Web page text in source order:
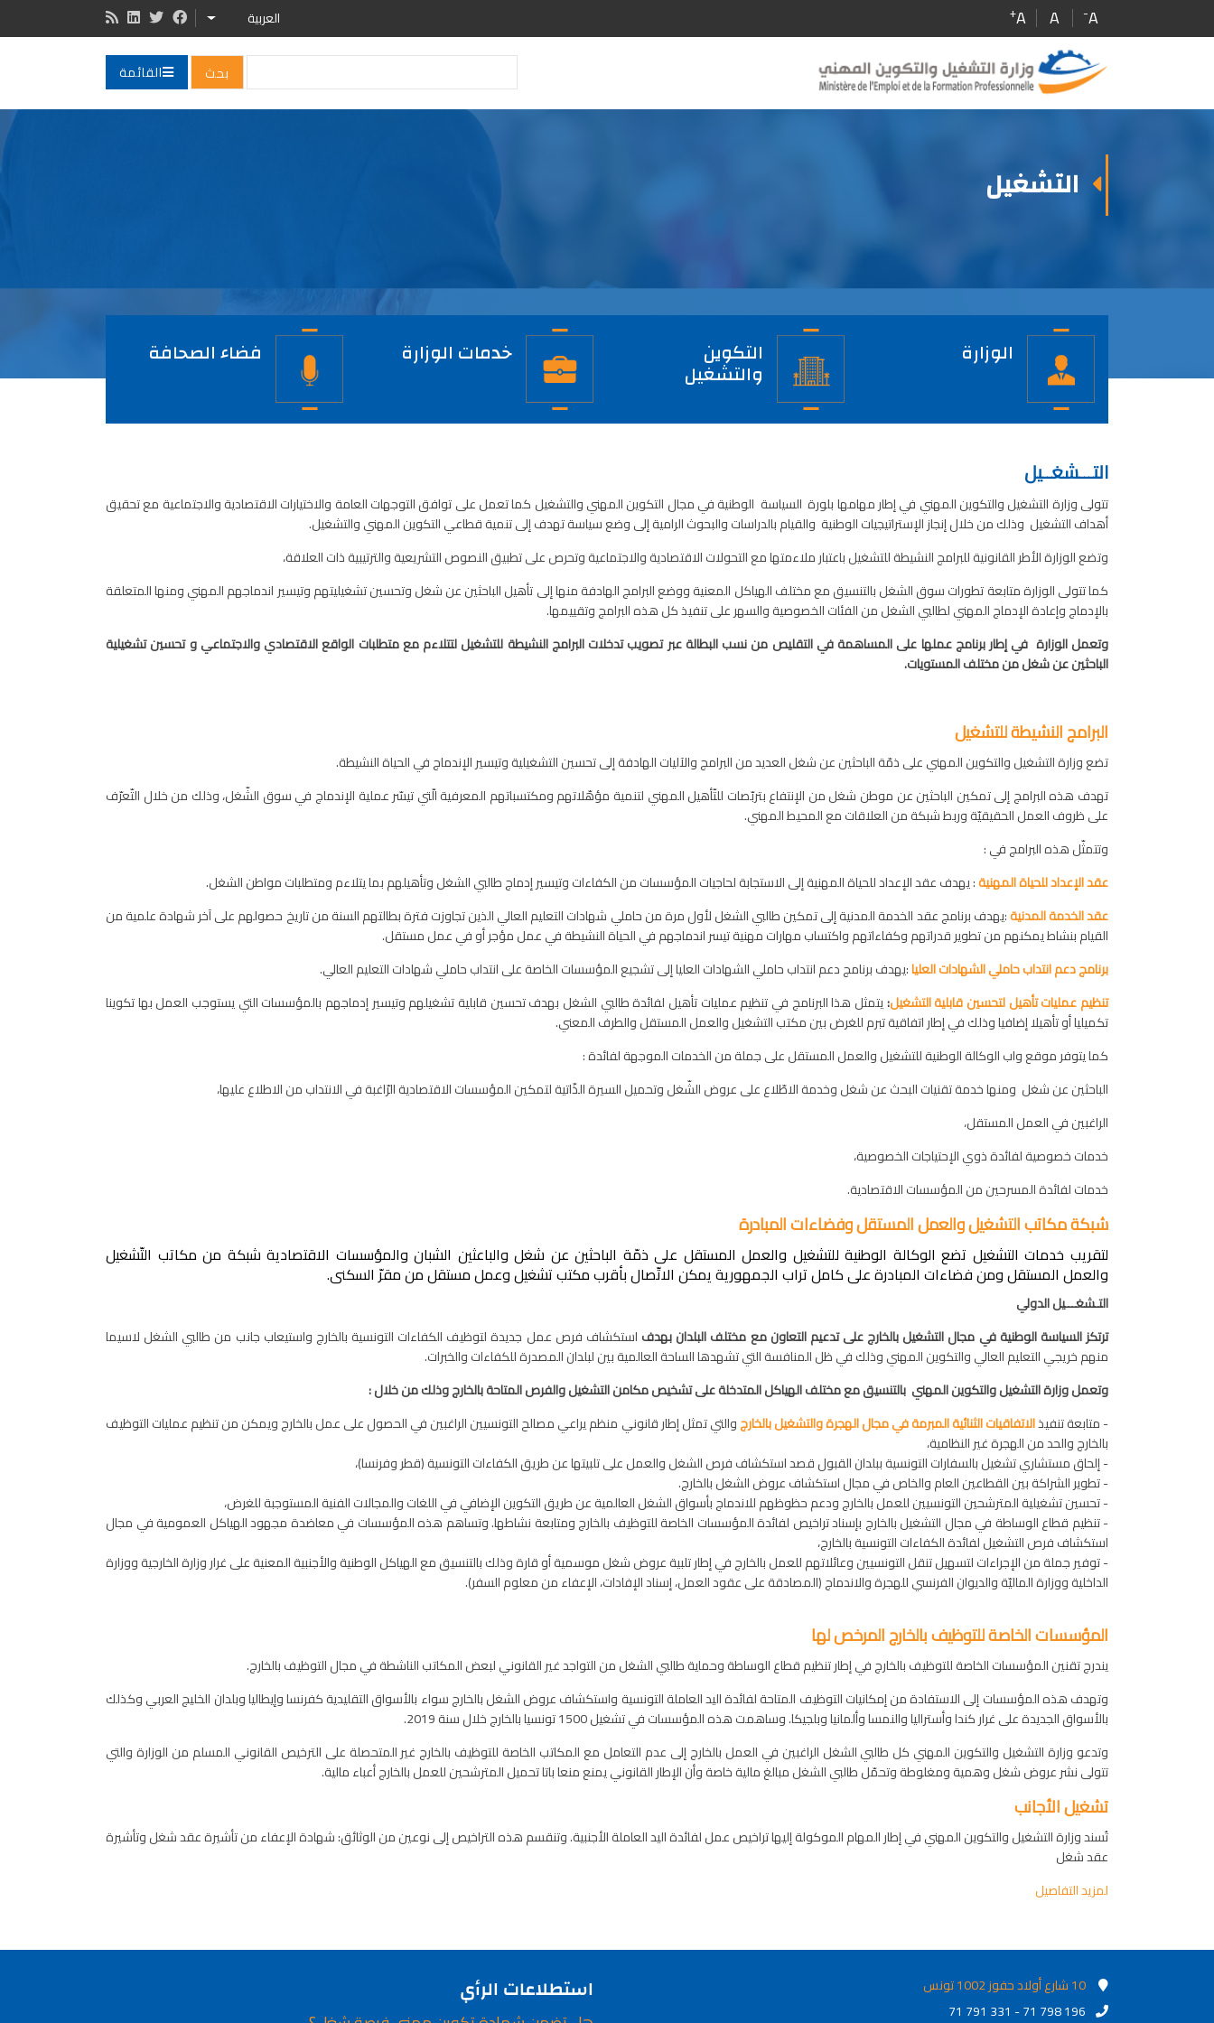
A
-
A
A
+ العربية
LIST ADDITIONAL ACTIONS
القائمة
التشغيل
الصفحة
الرئيسية الوزارة التكوين
والتشغيل
خدمات الوزارة فضاء الصحافة
التـــشغــيل
تتولى وزارة التشغيل والتكوين المهني في إطار مهامها بلورة السياسة الوطنية في مجال التكوين المهني والتشغيل كما تعمل على توافق التوجهات العامة والاختيارات الاقتصادية والاجتماعية مع تحقيق
أهداف التشغيل وذلك من خلال إنجاز الإستراتيجيات الوطنية والقيام بالدراسات والبحوث الرامية إلى وضع سياسة تهدف إلى تنمية قطاعي التكوين المهني والتشغيل.
وتضع الوزارة الأطر القانونية للبرامج النشيطة للتشغيل باعتبار ملاءمتها مع التحولات الاقتصادية والاجتماعية وتحرص على تطبيق النصوص التشريعية والترتيبية ذات العلاقة،
كما تتولى الوزارة متابعة تطورات سوق الشغل بالتنسيق مع مختلف الهياكل المعنية ووضع البرامج الهادفة منها إلى تأهيل الباحثين عن شغل وتحسين تشغيليتهم وتيسير اندماجهم المهني ومنها المتعلقة
بالإدماج وإعادة الإدماج المهني لطالبي الشغل من الفئات الخصوصية والسهر على تنفيذ كل هذه البرامج وتقييمها.
وتعمل الوزارة في إطار برنامج عملها على المساهمة في التقليص من نسب البطالة عبر تصويب تدخلات البرامج النشيطة للتشغيل لتتلاءم مع متطلبات الواقع الاقتصادي والاجتماعي و تحسين تشغيلية
الباحثين عن شغل من مختلف المستويات.
البرامج النشيطة للتشغيل
تضع وزارة التشغيل والتكوين المهني على ذمّة الباحثين عن شغل العديد من البرامج والآليات الهادفة إلى تحسين التشغيلية وتيسير الإندماج في الحياة النشيطة.
تهدف هذه البرامج إلى تمكين الباحثين عن موطن شغل من الإنتفاع بتربّصات للتّأهيل المهني لتنمية مؤهّلاتهم ومكتسباتهم المعرفية الّتي تيسّر عملية الإندماج في سوق الشّغل، وذلك من خلال التّعرّف
على ظروف العمل الحقيقيّة وربط شبكة من العلاقات مع المحيط المهني.
وتتمثّل هذه البرامج في :
عقد الإعداد للحياة المهنية:يهدف عقد الإعداد للحياة المهنية إلى الاستجابة لحاجيات المؤسسات من الكفاءات وتيسير إدماج طالبي الشغل وتأهيلهم بما يتلاءم ومتطلبات مواطن الشغل.
عقد الخدمة المدنية:يهدف برنامج عقد الخدمة المدنية إلى تمكين طالبي الشغل لأول مرة من حاملي شهادات التعليم العالي الذين تجاوزت فترة بطالتهم السنة من تاريخ حصولهم على آخر شهادة علمية من
القيام بنشاط يمكنهم من تطوير قدراتهم وكفاءاتهم واكتساب مهارات مهنية تيسر اندماجهم في الحياة النشيطة في عمل مؤجر أو في عمل مستقل.
برنامج دعم انتداب حاملي الشهادات العليا:يهدف برنامج دعم انتداب حاملي الشهادات العليا إلى تشجيع المؤسسات الخاصة على انتداب حاملي شهادات التعليم العالي.
تنظيم عمليات تأهيل لتحسين قابلية التشغيل:يتمثل هذا البرنامج في تنظيم عمليات تأهيل لفائدة طالبي الشغل بهدف تحسين قابلية تشغيلهم وتيسير إدماجهم بالمؤسسات التي يستوجب العمل بها تكوينا
تكميليا أو تأهيلا إضافيا وذلك في إطار اتفاقية تبرم للغرض بين مكتب التشغيل والعمل المستقل والطرف المعني.
كما يتوفر موقع واب الوكالة الوطنية للتشغيل والعمل المستقل على جملة من الخدمات الموجهة لفائدة :
الباحثين عن شغل ومنها خدمة تقنيات البحث عن شغل وخدمة الاطّلاع على عروض الشّغل وتحميل السيرة الذّاتية لتمكين المؤسسات الاقتصادية الرّاغبة في الانتداب من الاطلاع عليها،
الراغبين في العمل المستقل،
خدمات خصوصية لفائدة ذوي الإحتياجات الخصوصية،
خدمات لفائدة المسرحين من المؤسسات الاقتصادية.
شبكة مكاتب التشغيل والعمل المستقل وفضاءات المبادرة
لتقريب خدمات التشغيل تضع الوكالة الوطنية للتشغيل والعمل المستقل على ذمّة الباحثين عن شغل والباعثين الشبان والمؤسسات الاقتصادية شبكة من مكاتب التّشغيل
والعمل المستقل ومن فضاءات المبادرة على كامل تراب الجمهورية يمكن الاتّصال بأقرب مكتب تشغيل وعمل مستقل من مقرّ السكنى.
التـشغـــيل الدولي
ترتكز السياسة الوطنية في مجال التشغيل بالخارج على تدعيم التعاون مع مختلف البلدان بهدف استكشاف فرص عمل جديدة لتوظيف الكفاءات التونسية بالخارج واستيعاب جانب من طالبي الشغل لاسيما
منهم خريجي التعليم العالي والتكوين المهني وذلك في ظل المنافسة التي تشهدها الساحة العالمية بين لبلدان المصدرة للكفاءات والخبرات.
وتعملوزارة التشغيل والتكوين المهني بالتنسيق مع مختلف الهياكل المتدخلة على تشخيص مكامن التشغيل والفرص المتاحة بالخارج وذلك من خلال :
- متابعة تنفيذالاتفاقيات الثنائية المبرمة في مجال الهجرة والتشغيل بالخارجوالتي تمثل إطار قانوني منظم يراعي مصالح التونسيين الراغبين في الحصول على عمل بالخارج ويمكن من تنظيم عمليات التوظيف
بالخارج والحد من الهجرة غير النظامية،
- إلحاق مستشاري تشغيل بالسفارات التونسية ببلدان القبول قصد استكشاف فرص الشغل والعمل على تلبيتها عن طريق الكفاءات التونسية (قطر وفرنسا)،
- تطوير الشراكة بين القطاعين العام والخاص في مجال استكشاف عروض الشغل بالخارج.
- تحسين تشغيلية المترشحين التونسيين للعمل بالخارج ودعم حظوظهم للاندماج بأسواق الشغل العالمية عن طريق التكوين الإضافي في اللغات والمجالات الفنية المستوجبة للغرض،
- تنظيم قطاع الوساطة في مجال التشغيل بالخارج بإسناد تراخيص لفائدة المؤسسات الخاصة للتوظيف بالخارج ومتابعة نشاطها. وتساهم هذه المؤسسات في معاضدة مجهود الهياكل العمومية في مجال
استكشاف فرص التشغيل لفائدة الكفاءات التونسية بالخارج،
- توفير جملة من الإجراءات لتسهيل تنقل التونسيين وعائلاتهم للعمل بالخارج في إطار تلبية عروض شغل موسمية أو قارة وذلك بالتنسيق مع الهياكل الوطنية والأجنبية المعنية على غرار وزارة الخارجية ووزارة
الداخلية ووزارة الماليّة والديوان الفرنسي للهجرة والاندماج (المصادقة على عقود العمل، إسناد الإفادات، الإعفاء من معلوم السفر).
المؤسسات الخاصة للتوظيف بالخارج المرخص لها
يندرج تقنين المؤسسات الخاصة للتوظيف بالخارج في إطار تنظيم قطاع الوساطة وحماية طالبي الشغل من التواجد غير القانوني لبعض المكاتب الناشطة في مجال التوظيف بالخارج.
وتهدف هذه المؤسسات إلى الاستفادة من إمكانيات التوظيف المتاحة لفائدة اليد العاملة التونسية واستكشاف عروض الشغل بالخارج سواء بالأسواق التقليدية كفرنسا وإيطاليا وبلدان الخليج العربي وكذلك
بالأسواق الجديدة على غرار كندا وأستراليا والنمسا وألمانيا وبلجيكا. وساهمت هذه المؤسسات في تشغيل 1500 تونسيا بالخارج خلال سنة 2019.
وتدعو وزارة التشغيل والتكوين المهني كل طالبي الشغل الراغبين في العمل بالخارج إلى عدم التعامل مع المكاتب الخاصة للتوظيف بالخارج غير المتحصلة على الترخيص القانوني المسلم من الوزارة والتي
تتولى نشر عروض شغل وهمية ومغلوطة وتحمّل طالبي الشغل مبالغ مالية خاصة وأن الإطار القانوني يمنع منعا باتا تحميل المترشحين للعمل بالخارج أعباء مالية.
تشغيل الأجانب
تُسند وزارة التشغيل والتكوين المهني في إطار المهام الموكولة إليها تراخيص عمل لفائدة اليد العاملة الأجنبية. وتنقسم هذه التراخيص إلى نوعين من الوثائق: شهادة الإعفاء من تأشيرة عقد شغل وتأشيرة
عقد شغل
لمزيد التفاصيل
10 شارع أولاد حفوز 1002 تونس
71 791 331 - 71 798 196
استطلاعات الرأي